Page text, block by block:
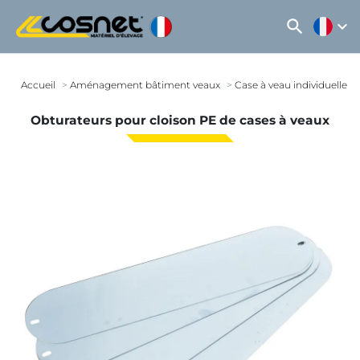
search expand_more
Accueil Aménagement bâtiment veaux Case à veau individuelle
Obturateurs pour cloison PE de cases à veaux